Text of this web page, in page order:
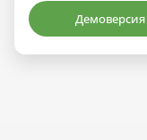
Демоверсия